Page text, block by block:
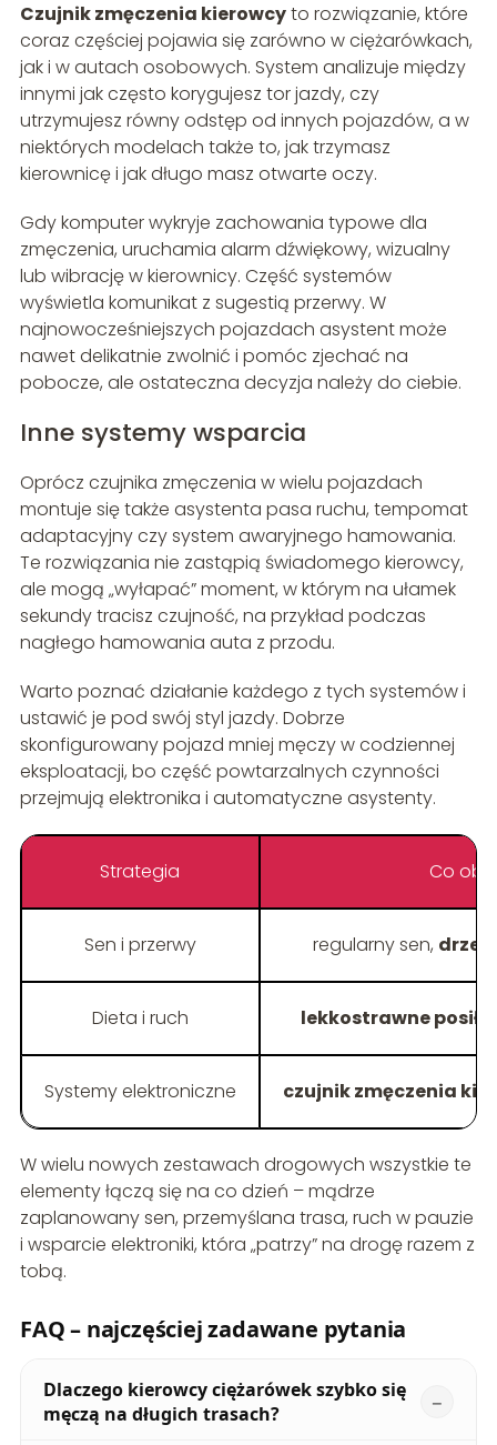
Czujnik zmęczenia kierowcyto rozwiązanie, które
coraz częściej pojawia się zarówno w ciężarówkach,
jak i w autach osobowych. System analizuje między
innymi jak często korygujesz tor jazdy, czy
utrzymujesz równy odstęp od innych pojazdów, a w
niektórych modelach także to, jak trzymasz
kierownicę i jak długo masz otwarte oczy.
Gdy komputer wykryje zachowania typowe dla
zmęczenia, uruchamia alarm dźwiękowy, wizualny
lub wibrację w kierownicy. Część systemów
wyświetla komunikat z sugestią przerwy. W
najnowocześniejszych pojazdach asystent może
nawet delikatnie zwolnić i pomóc zjechać na
pobocze, ale ostateczna decyzja należy do ciebie.
Inne systemy wsparcia
Oprócz czujnika zmęczenia w wielu pojazdach
montuje się także asystenta pasa ruchu, tempomat
adaptacyjny czy system awaryjnego hamowania.
Te rozwiązania nie zastąpią świadomego kierowcy,
ale mogą „wyłapać” moment, w którym na ułamek
sekundy tracisz czujność, na przykład podczas
nagłego hamowania auta z przodu.
Warto poznać działanie każdego z tych systemów i
ustawić je pod swój styl jazdy. Dobrze
skonfigurowany pojazd mniej męczy w codziennej
eksploatacji, bo część powtarzalnych czynności
przejmują elektronika i automatyczne asystenty.
Strategia Co
Sen i przerwy regularny sen,
Dieta i ruch lekkostrawne posiłki
Systemy elektroniczne czujnik zmęczenia
W wielu nowych zestawach drogowych wszystkie te
elementy łączą się na co dzień – mądrze
zaplanowany sen, przemyślana trasa, ruch w pauzie
i wsparcie elektroniki, która „patrzy” na drogę razem z
tobą.
FAQ – najczęściej zadawane pytania
Dlaczego kierowcy ciężarówek szybko się
męczą na długich trasach?